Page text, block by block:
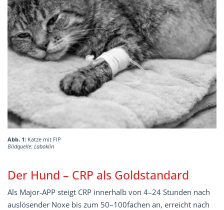
Abb. 1: Katze mit FIP
Bildquelle: Laboklin
Der Hund – CRP als Goldstandard
Als Major-APP steigt CRP innerhalb von 4–24 Stunden nach
auslösender Noxe bis zum 50–100fachen an, erreicht nach